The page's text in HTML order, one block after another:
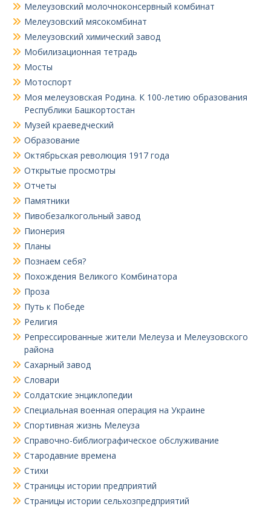
Мелеузовский молочноконсервный комбинат
Мелеузовский мясокомбинат
Мелеузовский химический завод
Мобилизационная тетрадь
Мосты
Мотоспорт
Моя мелеузовская Родина. К 100-летию образования
Республики Башкортостан
Музей краеведческий
Образование
Октябрьская революция 1917 года
Открытые просмотры
Отчеты
Памятники
Пивобезалкогольный завод
Пионерия
Планы
Познаем себя?
Похождения Великого Комбинатора
Проза
Путь к Победе
Религия
Репрессированные жители Мелеуза и Мелеузовского
района
Сахарный завод
Словари
Солдатские энциклопедии
Специальная военная операция на Украине
Спортивная жизнь Мелеуза
Справочно-библиографическое обслуживание
Стародавние времена
Стихи
Страницы истории предприятий
Страницы истории сельхозпредприятий